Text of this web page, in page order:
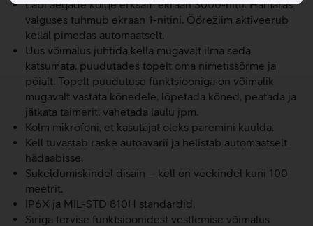
Läbi aegade kõige erksam ekraan 3000-nitti. Hämaras
valguses tuhmub ekraan 1-nitini. Öörežiim aktiveerub
kellal pimedas automaatselt.
Uus võimalus juhtida kella mugavalt ilma seda
katsumata, puudutades topelt oma nimetissõrme ja
pöialt. Topelt puudutuse funktsiooniga on võimalik
mugavalt vastata kõnedele, lõpetada kõned, peatada ja
jätkata taimerit, vahetada laulu jpm.
Kolm mikrofoni, et kasutajat oleks paremini kuulda.
Kell tuvastab raske autoavarii ja helistab automaatselt
hädaabisse.
Sukeldumiskindel disain – kell on veekindel kuni 100
meetrit.
IP6X ja MIL-STD 810H standardid.
Siriga tervise funktsioonidest vestlemise võimalus